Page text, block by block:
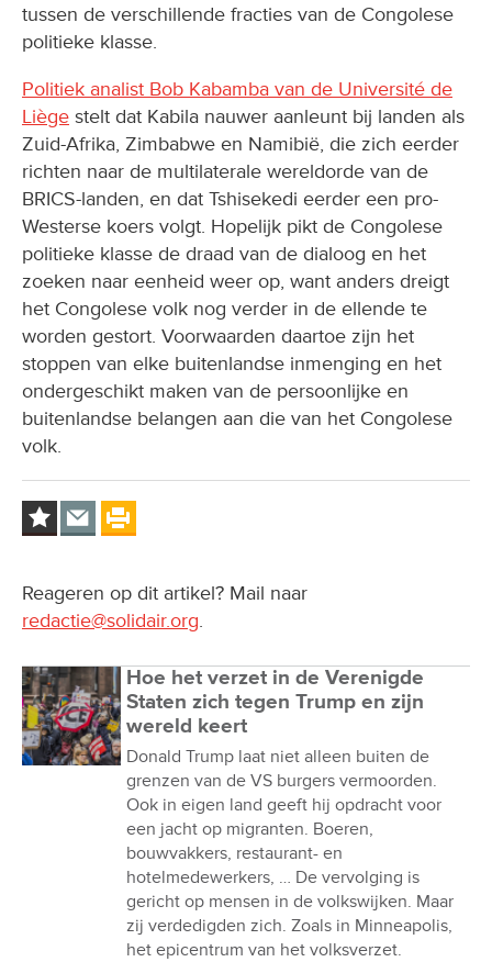
tussen de verschillende fracties van de Congolese
politieke klasse.
Politiek analist Bob Kabamba van de Université de
Liège stelt dat Kabila nauwer aanleunt bij landen als
Zuid-Afrika, Zimbabwe en Namibië, die zich eerder
richten naar de multilaterale wereldorde van de
BRICS-landen, en dat Tshisekedi eerder een pro-
Westerse koers volgt. Hopelijk pikt de Congolese
politieke klasse de draad van de dialoog en het
zoeken naar eenheid weer op, want anders dreigt
het Congolese volk nog verder in de ellende te
worden gestort. Voorwaarden daartoe zijn het
stoppen van elke buitenlandse inmenging en het
ondergeschikt maken van de persoonlijke en
buitenlandse belangen aan die van het Congolese
volk.
Reageren op dit artikel? Mail naar
redactie@solidair.org.
Hoe het verzet in de Verenigde
Staten zich tegen Trump en zijn
wereld keert
Donald Trump laat niet alleen buiten de
grenzen van de VS burgers vermoorden.
Ook in eigen land geeft hij opdracht voor
een jacht op migranten. Boeren,
bouwvakkers, restaurant- en
hotelmedewerkers, … De vervolging is
gericht op mensen in de volkswijken. Maar
zij verdedigden zich. Zoals in Minneapolis,
het epicentrum van het volksverzet.